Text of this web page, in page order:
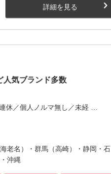
詳細を見る
人気ブランド多数
休／個人ノルマ無し／未経 …
老名）・群馬（高崎）・静岡・石
沖縄